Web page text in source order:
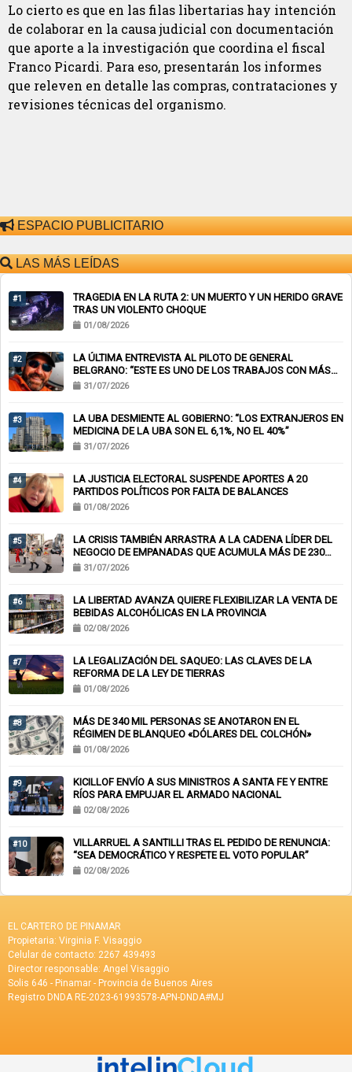
Lo cierto es que en las filas libertarias hay intención
de colaborar en la causa judicial con documentación
que aporte a la investigación que coordina el fiscal
Franco Picardi. Para eso, presentarán los informes
que releven en detalle las compras, contrataciones y
revisiones técnicas del organismo.
ESPACIO PUBLICITARIO
LAS MÁS LEÍDAS
#1
TRAGEDIA EN LA RUTA 2: UN MUERTO Y UN HERIDO GRAVE
TRAS UN VIOLENTO CHOQUE
01/08/2026
#2
LA ÚLTIMA ENTREVISTA AL PILOTO DE GENERAL
BELGRANO: “ESTE ES UNO DE LOS TRABAJOS CON MÁS
RIESGO”
31/07/2026
#3
LA UBA DESMIENTE AL GOBIERNO: “LOS EXTRANJEROS EN
MEDICINA DE LA UBA SON EL 6,1%, NO EL 40%”
31/07/2026
#4
LA JUSTICIA ELECTORAL SUSPENDE APORTES A 20
PARTIDOS POLÍTICOS POR FALTA DE BALANCES
01/08/2026
#5
LA CRISIS TAMBIÉN ARRASTRA A LA CADENA LÍDER DEL
NEGOCIO DE EMPANADAS QUE ACUMULA MÁS DE 230
CHEQUES RECHAZADOS Y PONE EN RIESGO CIENTOS DE
31/07/2026
#6
LA LIBERTAD AVANZA QUIERE FLEXIBILIZAR LA VENTA DE
BEBIDAS ALCOHÓLICAS EN LA PROVINCIA
02/08/2026
#7
LA LEGALIZACIÓN DEL SAQUEO: LAS CLAVES DE LA
REFORMA DE LA LEY DE TIERRAS
01/08/2026
#8
MÁS DE 340 MIL PERSONAS SE ANOTARON EN EL
RÉGIMEN DE BLANQUEO «DÓLARES DEL COLCHÓN»
01/08/2026
#9
KICILLOF ENVÍO A SUS MINISTROS A SANTA FE Y ENTRE
RÍOS PARA EMPUJAR EL ARMADO NACIONAL
02/08/2026
#10
VILLARRUEL A SANTILLI TRAS EL PEDIDO DE RENUNCIA:
“SEA DEMOCRÁTICO Y RESPETE EL VOTO POPULAR”
02/08/2026
EL CARTERO DE PINAMAR
Propietaria: Virginia F. Visaggio
Celular de contacto: 2267 439493
Director responsable: Angel Visaggio
Solis 646 - Pinamar - Provincia de Buenos Aires
Registro DNDA RE-2023-61993578-APN-DNDA#MJ